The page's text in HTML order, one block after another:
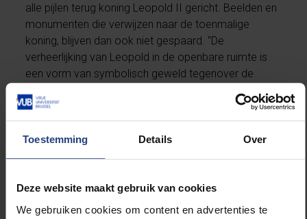
Toestemming Details Over
Deze website maakt gebruik van cookies
We gebruiken cookies om content en advertenties te
alle pijlen terug koning Leopold II gericht. Beelden en
monumenten die verwijzen naar de toenmalige
koning, blijven dan ook niet gespaard. "De
verheerlijking van Leopold in de openbare ruimte is
een vorm van symbolisch geweld tegenover de
Henriet
. Daarnaast merkt Henriet ook op dat het
secundair onderwijs soms een bocht maakt rond het
Belgisch koloniaal verleden. "Met alle gevolgen
vandien." Lees meer op